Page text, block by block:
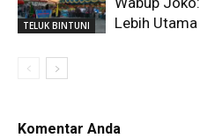
TELUK BINTUNI
Lebih
Komentar Anda